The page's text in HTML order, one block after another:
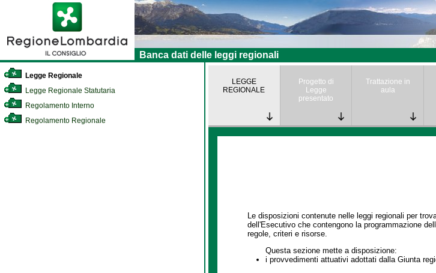
Banca dati delle leggi regionali
Legge Regionale
Legge Regionale Statutaria
Regolamento Interno
Regolamento Regionale
LEGGE
REGIONALE
Progetto di
Legge
presentato
Trattazione in
aula
Le disposizioni contenute nelle leggi regionali per
dell'Esecutivo che contengono la programmazione
regole, criteri e risorse.
Questa sezione mette a disposizione:
i provvedimenti attuativi adottati dalla Giunta